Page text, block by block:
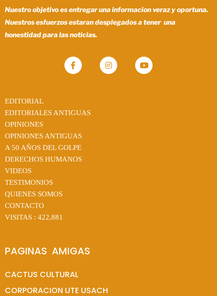
Nuestro objetivo es entregar una informacion veraz y oportuna.
Nuestros esfuerzos estaran desplegados a tener una
honestidad para las noticias.
EDITORIAL
EDITORIALES ANTIGUAS
OPINIONES
OPINIONES ANTIGUAS
A 50 AÑOS DEL GOLPE
DERECHOS HUMANOS
VIDEOS
TESTIMONIOS
QUIENES SOMOS
CONTACTO
VISITAS : 422,881
PAGINAS  AMIGAS
CACTUS CULTURAL
CORPORACION UTE USACH